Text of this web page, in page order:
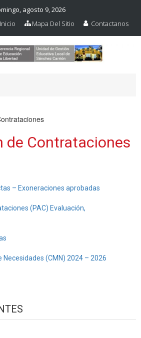
agosto 9, 2026
Inicio
Mapa Del Sitio Contactanos
de Contrataciones
– Exoneraciones aprobadas
(PAC) Evaluación,
Necesidades (CMN) 2024 – 2026